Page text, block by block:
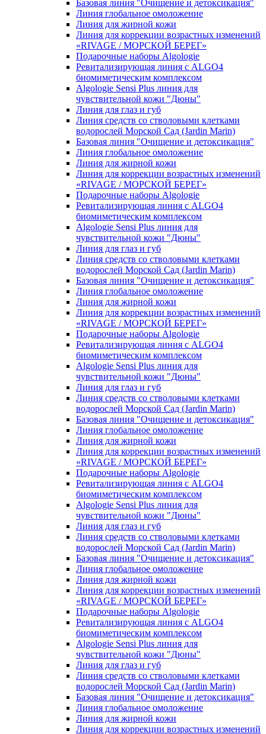
Базовая линия "Очищение и детоксикация"
Линия глобальное омоложение
Линия для жирной кожи
Линия для коррекции возрастных изменений
«RIVAGE / МОРСКОЙ БЕРЕГ»
Подарочные наборы Algologie
Ревитализирующая линия с ALGO4
биомиметическим комплексом
Algologie Sensi Plus линия для
чувcтвительной кожи "Дюны"
Линия для глаз и губ
Линия средств со стволовыми клетками
водорослей Морской Сад (Jardin Marin)
Базовая линия "Очищение и детоксикация"
Линия глобальное омоложение
Линия для жирной кожи
Линия для коррекции возрастных изменений
«RIVAGE / МОРСКОЙ БЕРЕГ»
Подарочные наборы Algologie
Ревитализирующая линия с ALGO4
биомиметическим комплексом
Algologie Sensi Plus линия для
чувcтвительной кожи "Дюны"
Линия для глаз и губ
Линия средств со стволовыми клетками
водорослей Морской Сад (Jardin Marin)
Базовая линия "Очищение и детоксикация"
Линия глобальное омоложение
Линия для жирной кожи
Линия для коррекции возрастных изменений
«RIVAGE / МОРСКОЙ БЕРЕГ»
Подарочные наборы Algologie
Ревитализирующая линия с ALGO4
биомиметическим комплексом
Algologie Sensi Plus линия для
чувcтвительной кожи "Дюны"
Линия для глаз и губ
Линия средств со стволовыми клетками
водорослей Морской Сад (Jardin Marin)
Базовая линия "Очищение и детоксикация"
Линия глобальное омоложение
Линия для жирной кожи
Линия для коррекции возрастных изменений
«RIVAGE / МОРСКОЙ БЕРЕГ»
Подарочные наборы Algologie
Ревитализирующая линия с ALGO4
биомиметическим комплексом
Algologie Sensi Plus линия для
чувcтвительной кожи "Дюны"
Линия для глаз и губ
Линия средств со стволовыми клетками
водорослей Морской Сад (Jardin Marin)
Базовая линия "Очищение и детоксикация"
Линия глобальное омоложение
Линия для жирной кожи
Линия для коррекции возрастных изменений
«RIVAGE / МОРСКОЙ БЕРЕГ»
Подарочные наборы Algologie
Ревитализирующая линия с ALGO4
биомиметическим комплексом
Algologie Sensi Plus линия для
чувcтвительной кожи "Дюны"
Линия для глаз и губ
Линия средств со стволовыми клетками
водорослей Морской Сад (Jardin Marin)
Базовая линия "Очищение и детоксикация"
Линия глобальное омоложение
Линия для жирной кожи
Линия для коррекции возрастных изменений